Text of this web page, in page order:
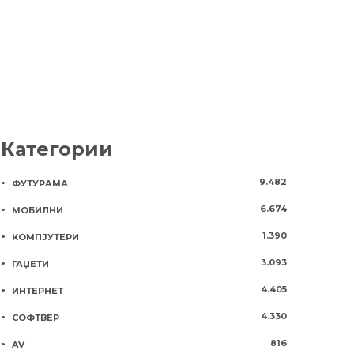
Категории
ФУТУРАМА 9.482
МОБИЛНИ 6.674
КОМПЈУТЕРИ 1.390
ГАЏЕТИ 3.093
ИНТЕРНЕТ 4.405
СОФТВЕР 4.330
AV 816